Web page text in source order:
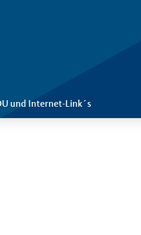
und Internet-Link´s